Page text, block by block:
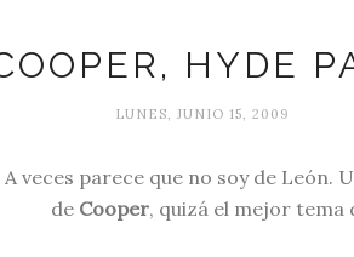
HYDE
LUNES, JUNIO 15, 2009
A veces parece que no soy de León.
de Cooper, quizá el mejor tema